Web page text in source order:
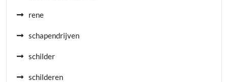
rene
schapendrijven
schilder
schilderen